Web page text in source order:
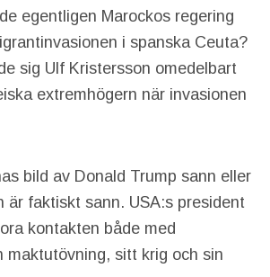
egentligen Marockos regering
i spanska Ceuta?
sig Ulf Kristersson omedelbart
extremhögern när invasionen
bild av Donald Trump sann eller
är faktiskt sann. USA:s president
kontakten både med
maktutövning, sitt krig och sin